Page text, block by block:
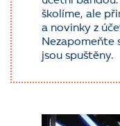
školíme, ale
a novinky z
Nezapomeňte
jsou spuštěny.